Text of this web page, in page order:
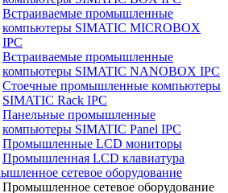
Встраиваемые промышленные
компьютеры SIMATIC MICROBOX
IPC
Встраиваемые промышленные
компьютеры SIMATIC NANOBOX IPC
Стоечные промышленные компьютеры
SIMATIC Rack IPC
Панельные промышленные
компьютеры SIMATIC Panel IPC
Промышленные LCD мониторы
Промышленная LCD клавиатура
сетевое оборудование
Промышленное сетевое оборудование